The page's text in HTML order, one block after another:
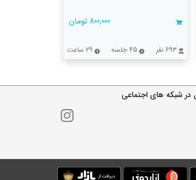
800,000 تومان
45 جلسه 29 ساعت
در شبکه های اجتماعی